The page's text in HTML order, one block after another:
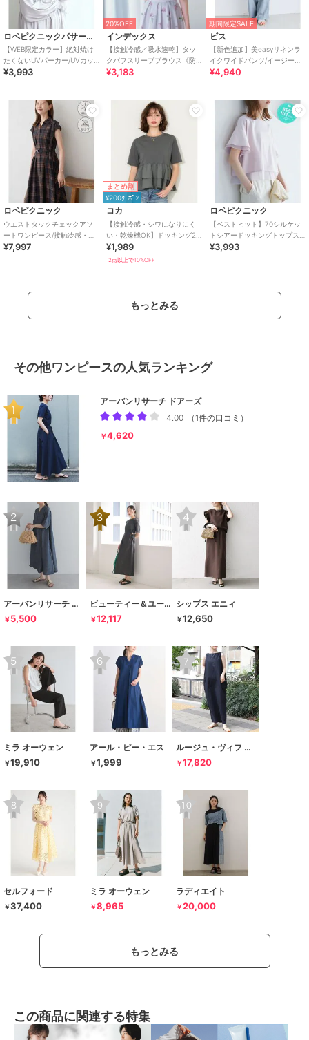
ロペピクニックパサージュ
【WEB限定カラー】絶対焼け
たくないUVパーカー/UVカッ
ト・接触冷感
¥3,993
20%OFF
インデックス
【接触冷感／吸水速乾】タッ
クパフスリーブブラウス《防
シワ／洗濯機OK／XS～3L／
¥3,183
期間限定SALE
ビス
【新色追加】美easyリネンラ
イクワイドパンツ/イージーケ
ア・接触冷感・セットアップ
¥4,940
ロペピクニック
ウエストタックチェックアソ
ートワンピース/接触冷感・防
シワ・リンクコーデ
¥7,997
まとめ割
¥200ｸｰﾎﾟﾝ
コカ
【接触冷感・シワになりにく
い・乾燥機OK】ドッキング2
段フリルTシャツ 全2色
¥1,989
2点以上で10%OFF
ロペピクニック
【ベストヒット】70シルケッ
トシアードッキングトップス/
着丈が選べる・UVカット・接
¥3,993
もっとみる
その他ワンピースの人気ランキング
アーバンリサーチ ドアーズ
4.00
（ 1件の口コミ ）
￥4,620
アーバンリサーチ ドアーズ
￥ 5,500
ビューティー＆ユース ユナイテッドアローズ
￥12,117
シップス エニィ
￥12,650
ミラ オーウェン
￥19,910
アール・ピー・エス
￥1,999
ルージュ・ヴィフ ラクレ
￥17,820
セルフォード
￥37,400
ミラ オーウェン
￥8,965
ラディエイト
￥20,000
もっとみる
この商品に関連する特集